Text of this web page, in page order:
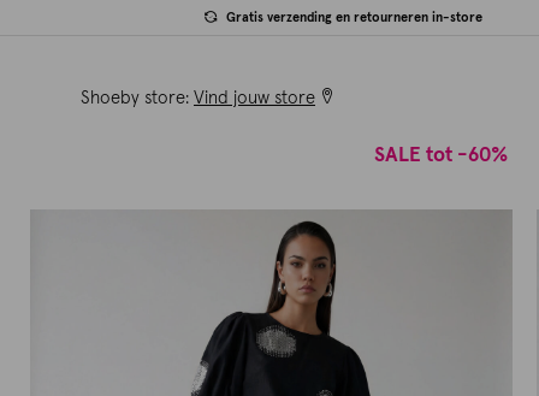
Gratis verzending en retourneren in-store
Shoeby store: Vind jouw store
SALE tot -60%